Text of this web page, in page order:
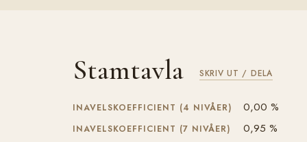
Stamtavla SKRIV UT / DELA
INAVELSKOEFFICIENT (4 NIVÅER) 0,00 %
INAVELSKOEFFICIENT (7 NIVÅER) 0,95 %